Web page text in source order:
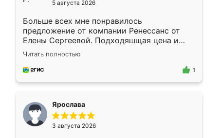
5 августа 2026
Больше всех мне понравилось
предложение от компании Ренессанс от
Елены Сергеевой. Подходяшщая цена и
короткие сроки изготовления. Приехавший
для замера сотрудник Владислав
предложил по моему эскизу самый
Читать полностью
1
Ярослава
3 августа 2026